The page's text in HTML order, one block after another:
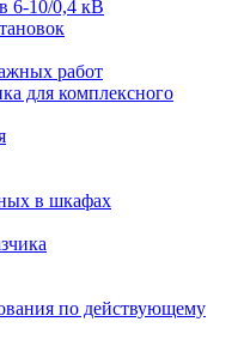
6-10/0,4 кВ
работ
для комплексного
в шкафах
по действующему